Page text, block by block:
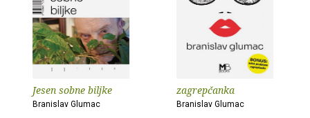
Jesen sobne biljke
Branislav Glumac
zagrepčanka
Branislav Glumac